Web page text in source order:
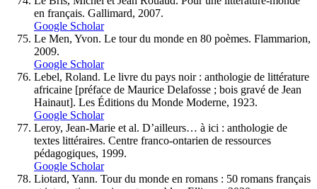
en français. Gallimard, 2007.
Google Scholar
Le Men, Yvon. Le tour du monde en 80 poèmes. Flammarion,
2009.
Google Scholar
Lebel, Roland. Le livre du pays noir : anthologie de littérature
africaine [préface de Maurice Delafosse ; bois gravé de Jean
Hainaut]. Les Éditions du Monde Moderne, 1923.
Google Scholar
Leroy, Jean-Marie et al. D’ailleurs… à ici : anthologie de
textes littéraires. Centre franco-ontarien de ressources
pédagogiques, 1999.
Google Scholar
Liotard, Yann. Tour du monde en romans : 50 romans français